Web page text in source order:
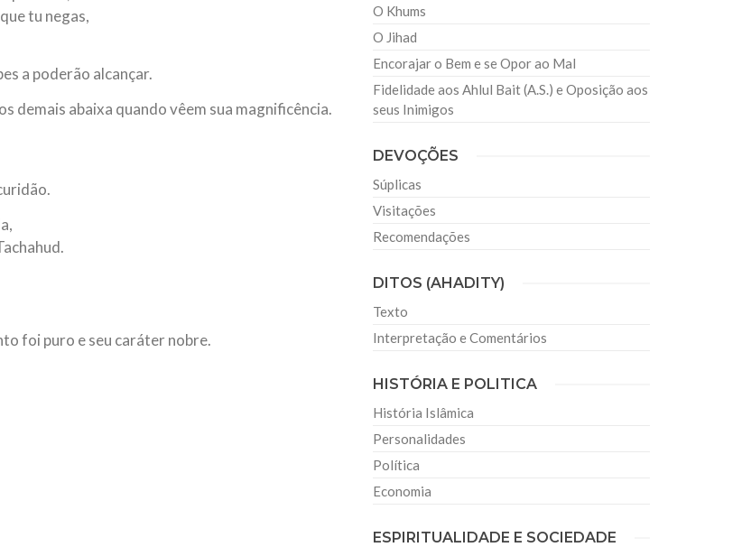
tu negas,
a poderão alcançar.
demais abaixa quando vêem sua magnificência.
foi puro e seu caráter nobre.
O Khums
O Jihad
Encorajar o Bem e se Opor ao Mal
Fidelidade aos Ahlul Bait (A.S.) e Oposição aos
seus Inimigos
DEVOÇÕES
Súplicas
Visitações
Recomendações
DITOS (AHADITY)
Texto
Interpretação e Comentários
HISTÓRIA E POLITICA
História Islâmica
Personalidades
Política
Economia
ESPIRITUALIDADE E SOCIEDADE